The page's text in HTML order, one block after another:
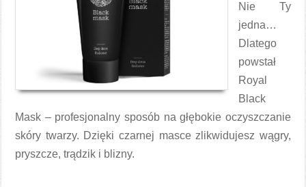
Nie Ty
jedna…
Dlatego
powstał
Royal
Black
Mask – profesjonalny sposób na głębokie oczyszczanie
skóry twarzy. Dzięki czarnej masce zlikwidujesz wągry,
pryszcze, trądzik i blizny.